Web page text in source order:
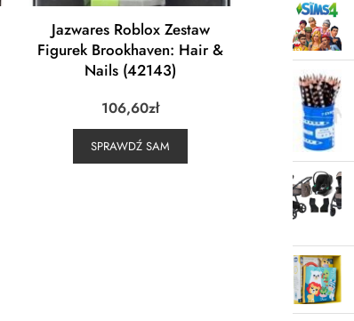
Jazwares Roblox Zestaw
Figurek Brookhaven: Hair &
Nails (42143)
106,60zł
SPRAWDŹ SAM